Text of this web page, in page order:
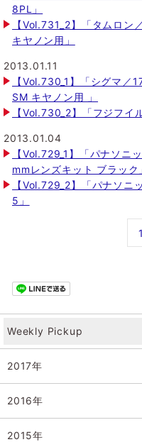
8PL」
【Vol.731_2】「タムロ
キヤノン用」
2013.01.11
【Vol.730_1】「シグマ
SM キヤノン用 」
【Vol.730_2】「フジフイ
2013.01.04
【Vol.729_1】「パナソ
mmレンズキット ブラック
【Vol.729_2】「パナソ
5」
1
Weekly Pickup
2017年
2016年
2015年